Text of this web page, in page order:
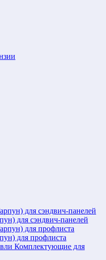
для сэндвич-панелей
для профлиста
Комплектующие для